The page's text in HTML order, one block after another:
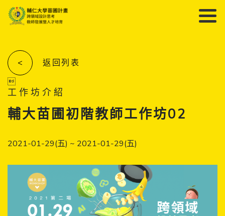
< 返回列表

工作坊介紹
輔大苗圃初階教師工作坊02
2021-01-29(五) ~ 2021-01-29(五)